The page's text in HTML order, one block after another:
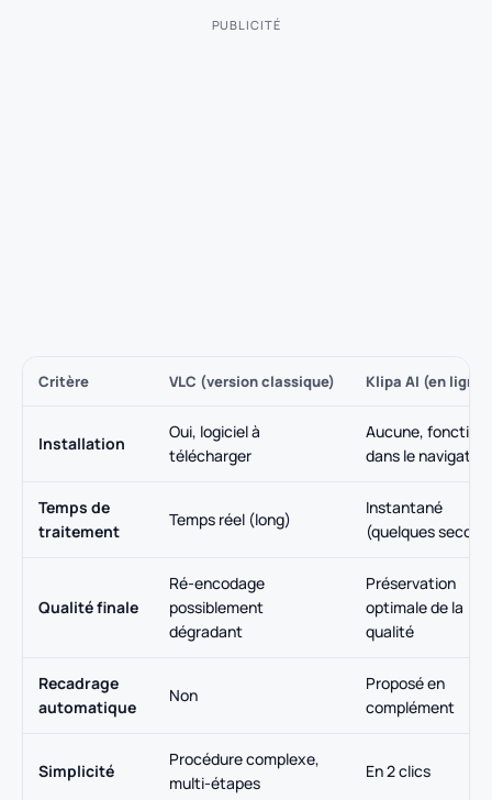
PUBLICITÉ
Critère VLC (version classique) Klipa AI (en ligne)
Installation
Oui, logiciel à
télécharger
Aucune,
dans le
Temps de
traitement
Temps réel (long)
Instantané
(quelques
Qualité finale
Ré-encodage
possiblement
dégradant
Préservation
optimale de la
qualité
Recadrage
automatique
Non
Proposé en
complément
Simplicité
Procédure complexe,
multi-étapes
En 2 clics